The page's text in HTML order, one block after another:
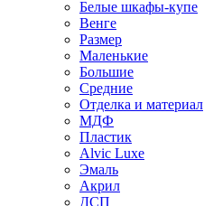
Белые шкафы-купе
Венге
Размер
Маленькие
Большие
Средние
Отделка и материал
МДФ
Пластик
Alvic Luxe
Эмаль
Акрил
ДСП